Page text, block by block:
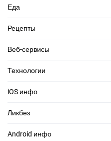
Еда
Рецепты
Веб-сервисы
Технологии
iOS инфо
Ликбез
Android инфо